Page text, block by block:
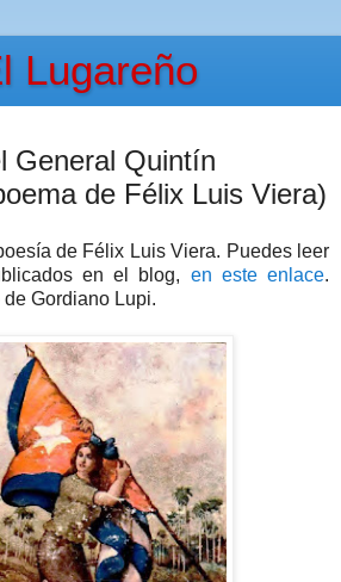
Lugareño
General Quintín
de Félix Luis Viera)
de Félix Luis Viera. Puedes leer
en el blog, en este enlace.
Gordiano Lupi.